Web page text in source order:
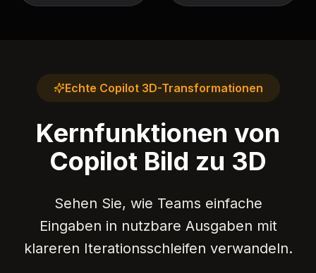
Echte Copilot 3D-Transformationen
Kernfunktionen von
Copilot Bild zu 3D
Sehen Sie, wie Teams einfache
Eingaben in nutzbare Ausgaben mit
klareren Iterationsschleifen verwandeln.